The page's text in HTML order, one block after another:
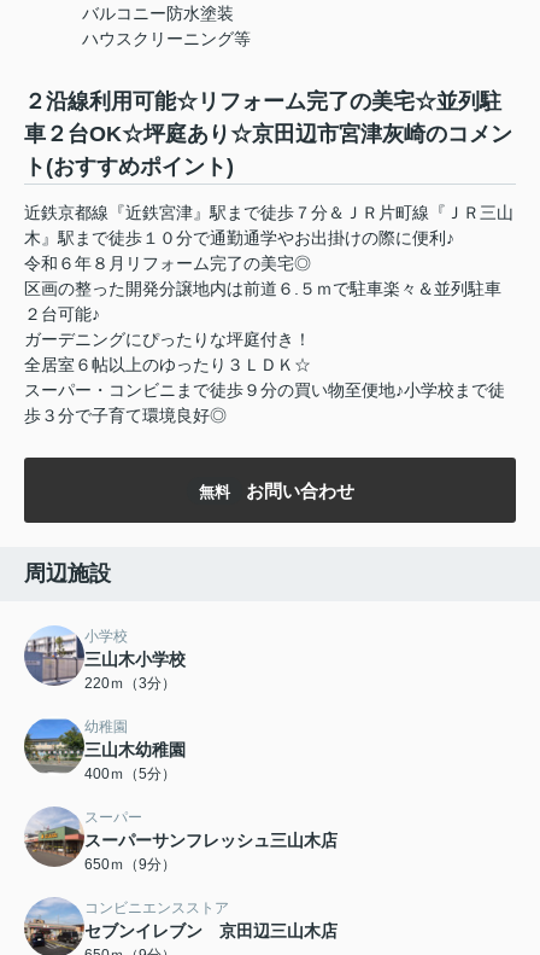
バルコニー防水塗装
ハウスクリーニング等
２沿線利用可能☆リフォーム完了の美宅☆並列駐
車２台OK☆坪庭あり☆京田辺市宮津灰崎のコメン
ト(おすすめポイント)
近鉄京都線『近鉄宮津』駅まで徒歩７分＆ＪＲ片町線『ＪＲ三山
木』駅まで徒歩１０分で通勤通学やお出掛けの際に便利♪
令和６年８月リフォーム完了の美宅◎
区画の整った開発分譲地内は前道６.５ｍで駐車楽々＆並列駐車
２台可能♪
ガーデニングにぴったりな坪庭付き！
全居室６帖以上のゆったり３ＬＤＫ☆
スーパー・コンビニまで徒歩９分の買い物至便地♪小学校まで徒
歩３分で子育て環境良好◎
無料 お問い合わせ
周辺施設
小学校
三山木小学校
220ｍ（3分）
幼稚園
三山木幼稚園
400ｍ（5分）
スーパー
スーパーサンフレッシュ三山木店
650ｍ（9分）
コンビニエンスストア
セブンイレブン 京田辺三山木店